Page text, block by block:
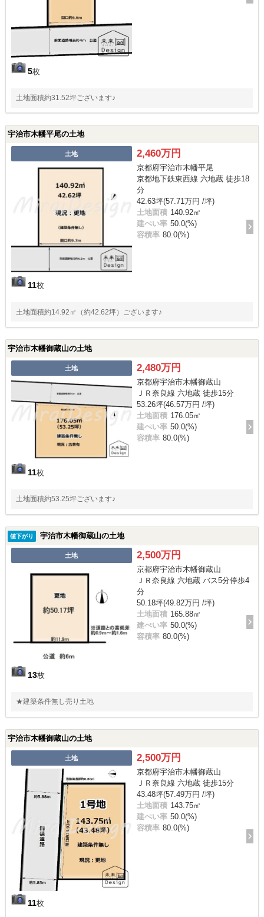
5枚
土地面積約31.52坪ございます♪
宇治市木幡平尾の土地
土地
11枚
2,460万円
京都府宇治市木幡平尾
京都地下鉄東西線 六地蔵 徒歩18
分
42.63坪(57.71万円 /坪)
土地面積 140.92㎡
建ぺい率 50.0(%)
容積率 80.0(%)
土地面積約14.92㎡（約42.62坪）ございます♪
宇治市木幡御蔵山の土地
土地
11枚
2,480万円
京都府宇治市木幡御蔵山
ＪＲ奈良線 六地蔵 徒歩15分
53.26坪(46.57万円 /坪)
土地面積 176.05㎡
建ぺい率 50.0(%)
容積率 80.0(%)
土地面積約53.25坪ございます♪
値下がり 宇治市木幡御蔵山の土地
土地
13枚
2,500万円
京都府宇治市木幡御蔵山
ＪＲ奈良線 六地蔵 バス5分停歩4
分
50.18坪(49.82万円 /坪)
土地面積 165.88㎡
建ぺい率 50.0(%)
容積率 80.0(%)
★建築条件無し売り土地
宇治市木幡御蔵山の土地
土地
11枚
2,500万円
京都府宇治市木幡御蔵山
ＪＲ奈良線 六地蔵 徒歩15分
43.48坪(57.49万円 /坪)
土地面積 143.75㎡
建ぺい率 50.0(%)
容積率 80.0(%)